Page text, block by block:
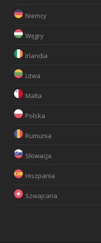
Niemcy
Węgry
Irlandia
Litwa
Malta
Polska
Rumunia
Słowacja
Hiszpania
Szwajcaria